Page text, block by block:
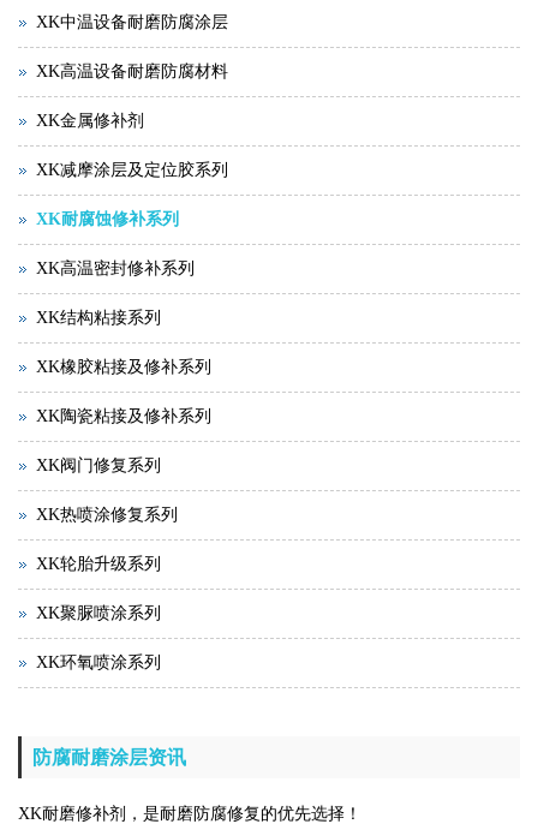
XK中温设备耐磨防腐涂层
XK高温设备耐磨防腐材料
XK金属修补剂
XK减摩涂层及定位胶系列
XK耐腐蚀修补系列
XK高温密封修补系列
XK结构粘接系列
XK橡胶粘接及修补系列
XK陶瓷粘接及修补系列
XK阀门修复系列
XK热喷涂修复系列
XK轮胎升级系列
XK聚脲喷涂系列
XK环氧喷涂系列
防腐耐磨涂层资讯
XK耐磨修补剂，是耐磨防腐修复的优先选择！